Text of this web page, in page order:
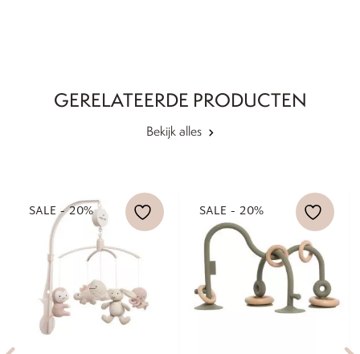
GERELATEERDE PRODUCTEN
Bekijk alles
SALE - 20% SALE - 20%